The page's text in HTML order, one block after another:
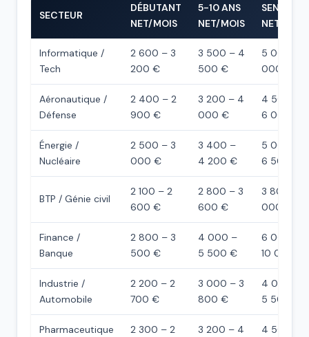
SECTEUR
DÉBUTANT
NET/MOIS
5-10 ANS
NET/MOIS
SENIOR
NET/MOIS
Informatique /
Tech
2 600 – 3
200 €
3 500 – 4
500 €
5 000 – 7
000 €
Aéronautique /
Défense
2 400 – 2
900 €
3 200 – 4
000 €
4 500 –
6 000 €
Énergie /
Nucléaire
2 500 – 3
000 €
3 400 –
4 200 €
5 000 –
6 500 €
BTP / Génie civil
2 100 – 2
600 €
2 800 – 3
600 €
3 800 – 5
000 €
Finance /
Banque
2 800 – 3
500 €
4 000 –
5 500 €
6 000 –
10 000 €
Industrie /
Automobile
2 200 – 2
700 €
3 000 – 3
800 €
4 000 –
5 500 €
Pharmaceutique
2 300 – 2
3 200 – 4
4 500 –